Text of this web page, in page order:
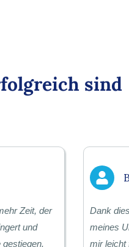
sind
Zeit, der
und
Dank
meines
mir leicht